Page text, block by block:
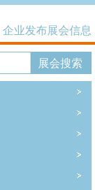
企业发布展会信息